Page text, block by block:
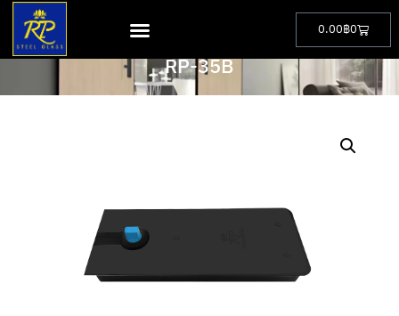
0.00฿0
RP-35B